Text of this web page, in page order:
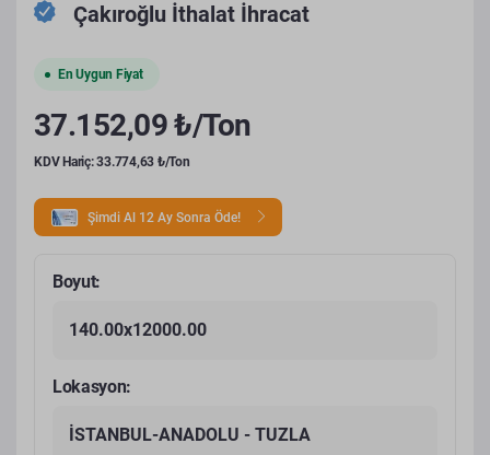
Çakıroğlu İthalat İhracat
En Uygun Fiyat
37.152,09 ₺/Ton
KDV Hariç: 33.774,63 ₺/Ton
Şimdi Al 12 Ay Sonra Öde!
Boyut:
140.00x12000.00
Lokasyon:
İSTANBUL-ANADOLU - TUZLA